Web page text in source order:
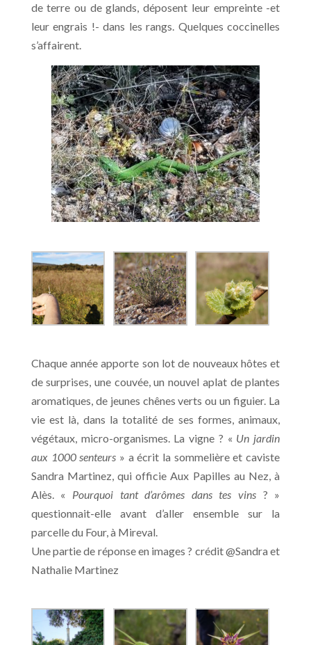
de terre ou de glands, déposent leur empreinte -et
leur engrais !- dans les rangs. Quelques coccinelles
s’affairent.
Chaque année apporte son lot de nouveaux hôtes et
de surprises, une couvée, un nouvel aplat de plantes
aromatiques, de jeunes chênes verts ou un figuier. La
vie est là, dans la totalité de ses formes, animaux,
végétaux, micro-organismes. La vigne ? « Un jardin
aux 1000 senteurs » a écrit la sommelière et caviste
Sandra Martinez, qui officie Aux Papilles au Nez, à
Alès. « Pourquoi tant d’arômes dans tes vins ? »
questionnait-elle avant d’aller ensemble sur la
parcelle du Four, à Mireval.
Une partie de réponse en images ? crédit @Sandra et
Nathalie Martinez